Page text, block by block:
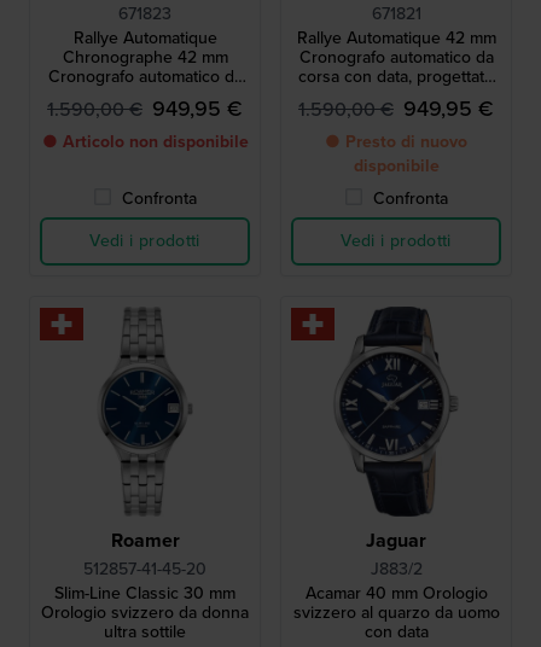
671823
Rallye Automatique
Chronographe 42 mm
Cronografo automatico da
corsa in edizione limitata,
progettato negli anni '60 e
dotato di data.
1.590,00 € 949,95 €
● Articolo non disponibile
Confronta
Vedi i prodotti
671821
Rallye Automatique 42 mm
Cronografo automatico da
corsa con data, progettato
negli anni '60
1.590,00 € 949,95 €
● Presto di nuovo
disponibile
Confronta
Vedi i prodotti
Roamer
512857-41-45-20
Slim-Line Classic 30 mm
Orologio svizzero da donna
ultra sottile
Jaguar
J883/2
Acamar 40 mm Orologio
svizzero al quarzo da uomo
con data